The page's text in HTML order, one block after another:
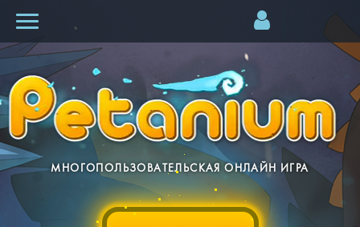
МНОГОПОЛЬЗОВАТЕЛЬСКАЯ ОНЛАЙН ИГРА